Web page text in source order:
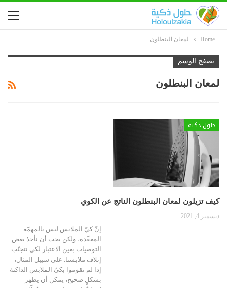
Home لمعان البنطلون
تصفح الوسم
لمعان البنطلون
حلول ذكية
كيف تزيلون لمعان البنطلون الناتج عن الكوي
ديسمبر 4, 2021
إنّ كيّ الملابس ليس بالمهمّة
المعقّدة، ولكن يجب أن نأخذ بعض
التوصيات بعين الاعتبار لكي نتجنّب
إتلاف ملابسنا. على سبيل المثال،
إذا لم تقوموا بكيّ الملابس الداكنة
بشكلٍ صحيح، يمكن أن يظهر